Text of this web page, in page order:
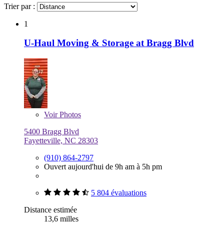
Trier par :
1
U-Haul Moving & Storage at Bragg Blvd
VoirPhotos
5400 Bragg Blvd
Fayetteville, NC 28303
(910) 864-2797
Ouvert aujourd'hui de 9h am à 5h pm
5 804 évaluations
Distance estimée
13,6 milles